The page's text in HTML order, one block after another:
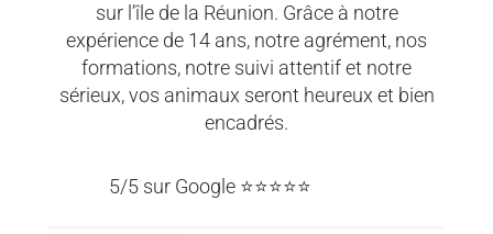
5/5 sur Google ⭐⭐⭐⭐⭐
sur l’île de la Réunion. Grâce à notre
expérience de 14 ans, notre agrément, nos
formations, notre suivi attentif et notre
sérieux, vos animaux seront heureux et bien
encadrés.